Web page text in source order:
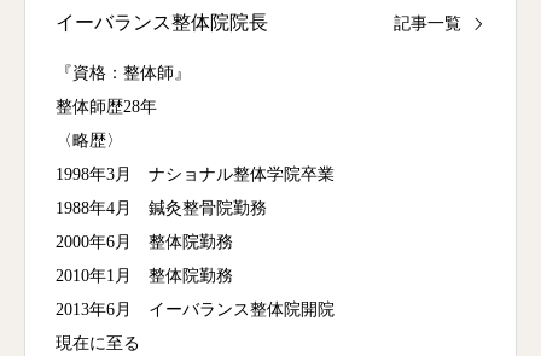
イーバランス整体院院長 記事一覧
『資格：整体師』
整体師歴28年
〈略歴〉
1998年3月 ナショナル整体学院卒業
1988年4月 鍼灸整骨院勤務
2000年6月 整体院勤務
2010年1月 整体院勤務
2013年6月 イーバランス整体院開院
現在に至る